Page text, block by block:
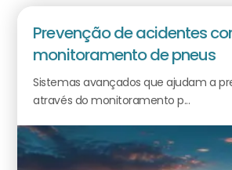
Prevenção de acidentes
monitoramento de pneus
Sistemas avançados que ajudam a
através do monitoramento p...